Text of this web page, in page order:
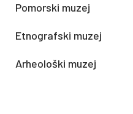
Pomorski muzej
Etnografski muzej
Arheološki muzej